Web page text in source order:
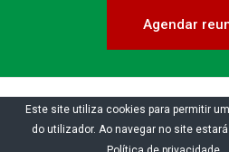
Agendar
Copyright © 2026 | PRR 2030 | PRR SITE |
Inov4you |Política de
Este site utiliza cookies para permitir
do utilizador. Ao navegar no site